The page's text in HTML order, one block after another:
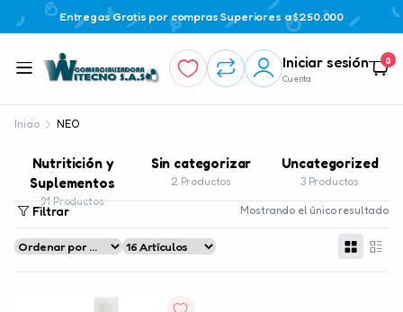
Entregas Gratis por compras Superiores a $250.000
Iniciar sesión
Cuenta
0
Inicio NEO
Nutritición y
Suplementos
91 Productos
Sin categorizar
2 Productos
Uncategorized
3 Productos
Mostrando el único resultado
Filtrar